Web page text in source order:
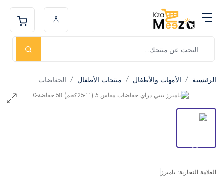
الرئيسية الأمهات والأطفال منتجات الأطفال الحفاضات
العلامة التجارية: بامبرز